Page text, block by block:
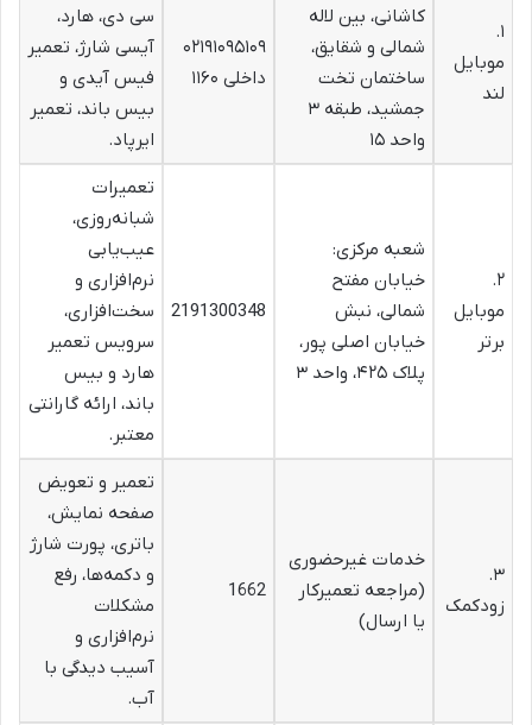
۱.
موبایل
لند
کاشانی، بین لاله
شمالی و شقایق،
ساختمان تخت
جمشید، طبقه ۳
واحد ۱۵
۰۲۱۹۱۰۹۵۱۰۹
داخلی ۱۱۶۰
سی دی، هارد،
آیسی شارژ، تعمیر
فیس آیدی و
بیس باند، تعمیر
ایرپاد.
۲.
موبایل
برتر
شعبه مرکزی:
خیابان مفتح
شمالی، نبش
خیابان اصلی پور،
پلاک ۴۲۵، واحد ۳
2191300348
تعمیرات
شبانه‌روزی،
عیب‌یابی
نرم‌افزاری و
سخت‌افزاری،
سرویس تعمیر
هارد و بیس
باند، ارائه گارانتی
معتبر.
۳.
زودکمک
خدمات غیرحضوری
(مراجعه تعمیرکار
یا ارسال)
1662
تعمیر و تعویض
صفحه نمایش،
باتری، پورت شارژ
و دکمه‌ها، رفع
مشکلات
نرم‌افزاری و
آسیب دیدگی با
آب.